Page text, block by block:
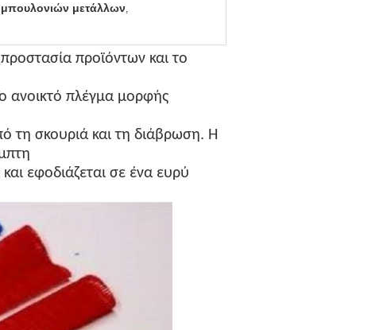
μπουλονιών μετάλλων,
προϊόντων και το
ανοικτό πλέγμα μορφής
τη σκουριά και τη διάβρωση. Η
εφοδιάζεται σε ένα ευρύ